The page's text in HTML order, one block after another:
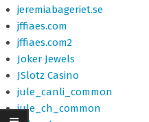
jeremiabageriet.se
jffiaes.com
jffiaes.com2
Joker Jewels
JSlotz Casino
jule_canli_common
jule_ch_common